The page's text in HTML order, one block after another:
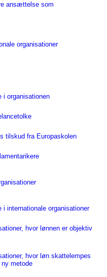
ansættelse som
organisationer
i organisationen
tilskud fra Europaskolen
i internationale organisationer
hvor lønnen er objektiv
hvor løn skattelempes
metode